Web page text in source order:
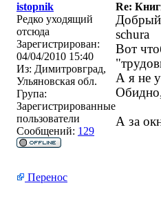
istopnik
Re:
Редко уходящий
отсюда
Зарегистрирован:
04/04/2010 15:40
Из: Димитровград,
Ульяновская обл.
Група:
Зарегистрированные
пользователи
Сообщений: 129
Добрый
schura
Вот
А я не
А за
Перенос